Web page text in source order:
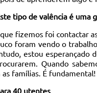
tipo de valência é
fizemos foi contactar
foram vendo o
estou esperançado
Quando
famílias. É fundamental!
40 utentes